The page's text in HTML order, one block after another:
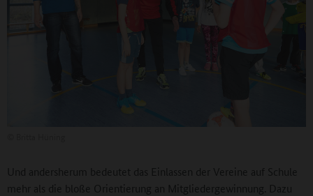
Und andersherum bedeutet das Einlassen der Vereine auf Schule
mehr als die bloße Orientierung an Mitgliedergewinnung. Dazu